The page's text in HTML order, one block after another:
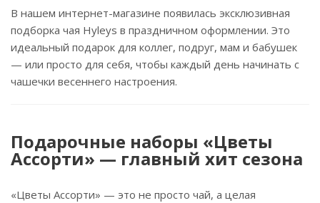
В нашем интернет-магазине появилась эксклюзивная
подборка чая Hyleys в праздничном оформлении. Это
идеальный подарок для коллег, подруг, мам и бабушек
— или просто для себя, чтобы каждый день начинать с
чашечки весеннего настроения.
Подарочные наборы «Цветы
Ассорти» — главный хит сезона
«Цветы Ассорти» — это не просто чай, а целая